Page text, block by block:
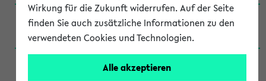
Anglistik: British and American Studies / B.A.
(Einschreibung bis SoSe 2013)
Anglistik: British and American Studies / Ba
(Einschreibung bis SoSe 2011)
Wirkung für die Zukunft widerrufen. Auf der Seite
finden Sie auch zusätzliche Informationen zu den
verwendeten Cookies und Technologien.
Alle akzeptieren